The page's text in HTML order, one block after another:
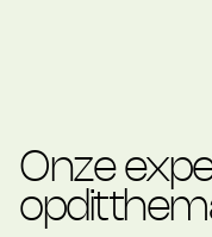
Onze
opdit